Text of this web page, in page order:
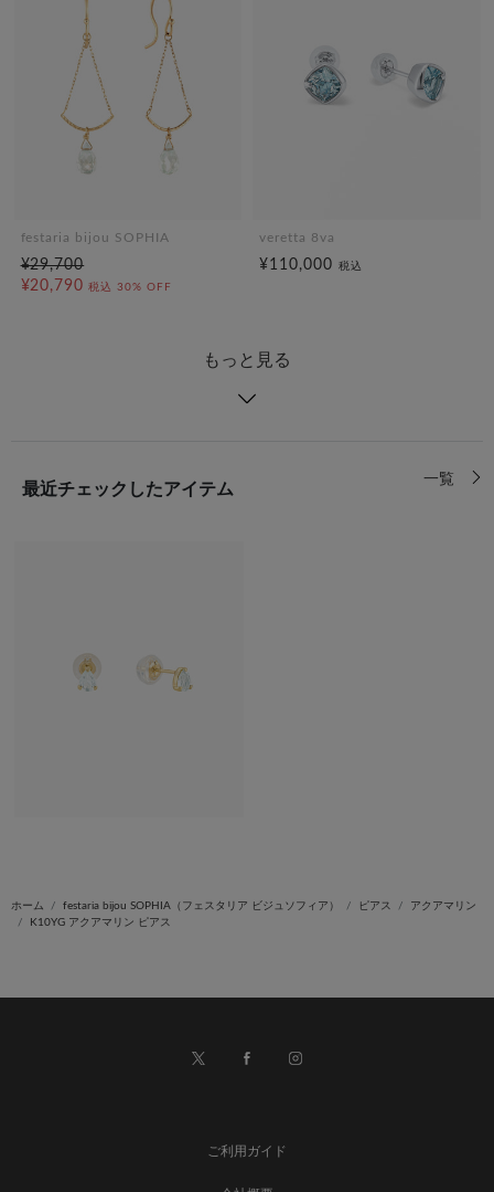
festaria bijou SOPHIA
¥29,700
¥20,790 税込 30% OFF
veretta 8va
¥110,000 税込
もっと見る
最近チェックしたアイテム
一覧
ホーム festaria bijou SOPHIA（フェスタリア ビジュソフィア） ピアス
アクアマリン
K10YG アクアマリン ピアス
ご利用ガイド